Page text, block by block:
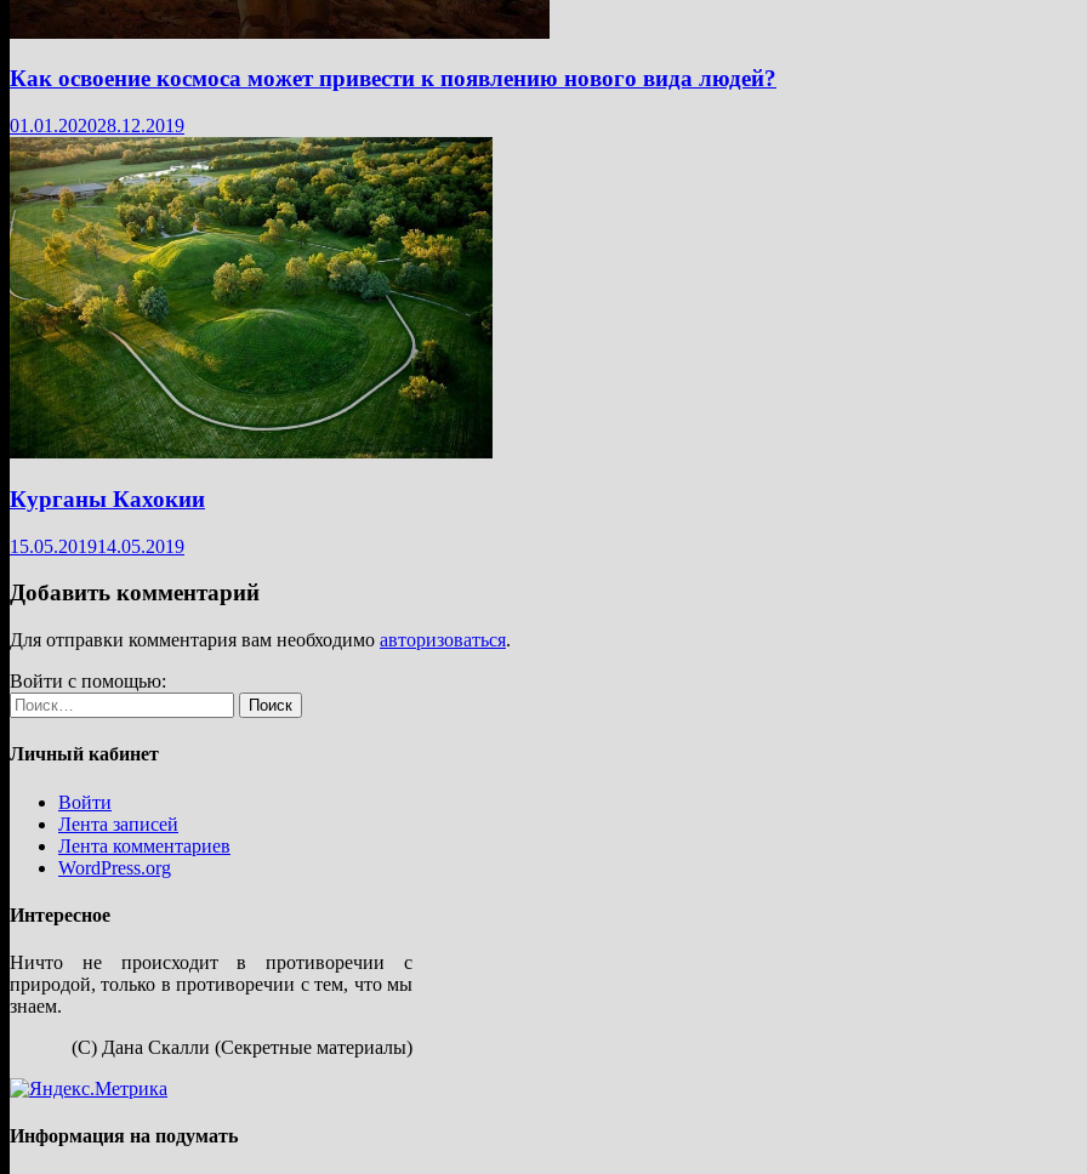
Как освоение космоса может привести к появлению нового вида людей?
01.01.202028.12.2019
Курганы Кахокии
15.05.201914.05.2019
Добавить комментарий
Для отправки комментария вам необходимо авторизоваться.
Войти с помощью:
Найти:
Личный кабинет
Войти
Лента записей
Лента комментариев
WordPress.org
Интересное
Ничто не происходит в противоречии с
природой, только в противоречии с тем, что мы
знаем.
(С) Дана Скалли (Секретные материалы)
Информация на подумать